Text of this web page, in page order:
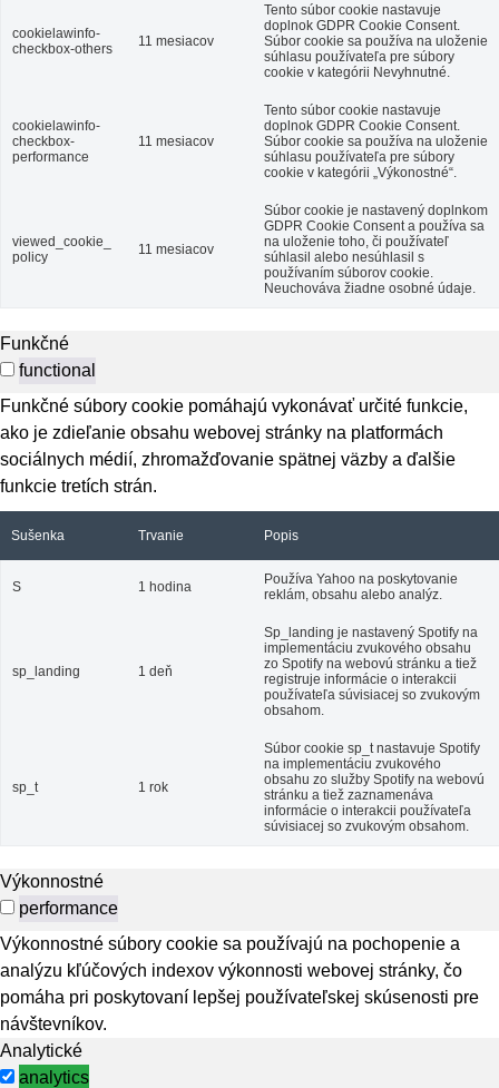
cookielawinfo-
checkbox-others
11 mesiacov
Tento súbor cookie nastavuje
doplnok GDPR Cookie Consent.
Súbor cookie sa používa na uloženie
súhlasu používateľa pre súbory
cookie v kategórii Nevyhnutné.
cookielawinfo-
checkbox-
performance
11 mesiacov
Tento súbor cookie nastavuje
doplnok GDPR Cookie Consent.
Súbor cookie sa používa na uloženie
súhlasu používateľa pre súbory
cookie v kategórii „Výkonostné“.
viewed_cookie_
policy
11 mesiacov
Súbor cookie je nastavený doplnkom
GDPR Cookie Consent a používa sa
na uloženie toho, či používateľ
súhlasil alebo nesúhlasil s
používaním súborov cookie.
Neuchováva žiadne osobné údaje.
Funkčné
functional
Funkčné súbory cookie pomáhajú vykonávať určité funkcie,
ako je zdieľanie obsahu webovej stránky na platformách
sociálnych médií, zhromažďovanie spätnej väzby a ďalšie
funkcie tretích strán.
Sušenka Trvanie Popis
S 1 hodina
Používa Yahoo na poskytovanie
reklám, obsahu alebo analýz.
sp_landing 1 deň
Sp_landing je nastavený Spotify na
implementáciu zvukového obsahu
zo Spotify na webovú stránku a tiež
registruje informácie o interakcii
používateľa súvisiacej so zvukovým
obsahom.
sp_t 1 rok
Súbor cookie sp_t nastavuje Spotify
na implementáciu zvukového
obsahu zo služby Spotify na webovú
stránku a tiež zaznamenáva
informácie o interakcii používateľa
súvisiacej so zvukovým obsahom.
Výkonnostné
performance
Výkonnostné súbory cookie sa používajú na pochopenie a
analýzu kľúčových indexov výkonnosti webovej stránky, čo
pomáha pri poskytovaní lepšej používateľskej skúsenosti pre
návštevníkov.
Analytické
analytics